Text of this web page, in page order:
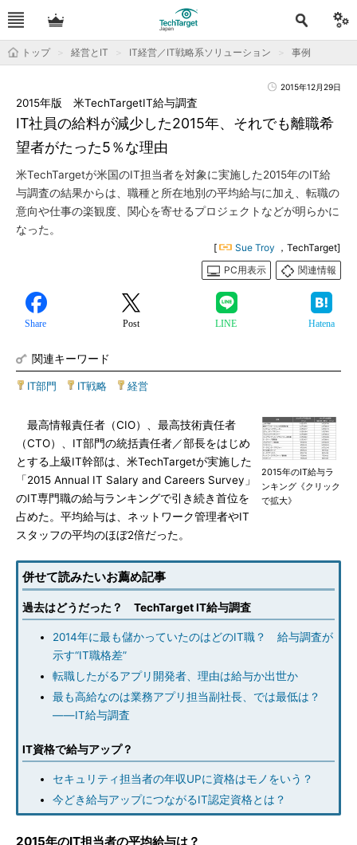
トップ 経営とIT IT経営／IT戦略系ソリューション 事例
2015年12月29日
IT社員の給料が減少した2015年、それでも離職希
望者がたった5％な理由
2015年版 米TechTargetIT給与調査
米TechTargetが米国のIT担当者を対象に実施した2015年のIT給
与調査の結果からは、職種と所在地別の平均給与に加え、転職の
意向や仕事の楽観度、関心を寄せるプロジェクトなどが明らかに
なった。
[ Sue Troy ，TechTarget]
PC用表示
関連情報
Share Post LINE Hatena
関連キーワード
IT部門 IT戦略 経営
2015年のIT給与ラ
ンキング《クリック
で拡大》
最高情報責任者（CIO）、最高技術責任者
（CTO）、IT部門の統括責任者／部長をはじめ
とする上級IT幹部は、米TechTargetが実施した
「2015 Annual IT Salary and Careers Survey」
のIT専門職の給与ランキングで引き続き首位を
占めた。平均給与は、ネットワーク管理者やIT
スタッフの平均のほぼ2倍だった。
併せて読みたいお薦め記事
過去はどうだった？ TechTarget IT給与調査
2014年に最も儲かっていたのはどのIT職？ 給与調査が
示す“IT職格差”
転職したがるアプリ開発者、理由は給与か出世か
最も高給なのは業務アプリ担当副社長、では最低は？
――IT給与調査
IT資格で給与アップ？
セキュリティ担当者の年収UPに資格はモノをいう？
今どき給与アップにつながるIT認定資格とは？
2015年のIT担当者の平均給与は？